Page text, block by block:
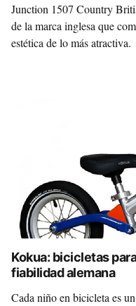
Junction 1507 Country
de la marca inglesa que
estética de lo más atractiva.
Kokua: bicicletas
fiabilidad alemana
Cada niño en bicicleta es